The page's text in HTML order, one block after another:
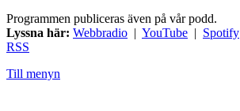
Programmen publiceras även på vår podd.
Lyssna här: Webbradio | YouTube | Spotify
RSS
Till menyn